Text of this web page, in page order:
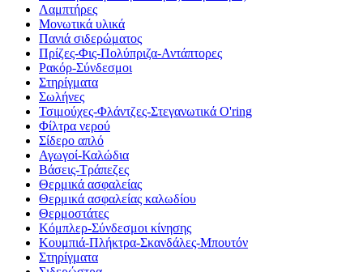
Λαμπτήρες
Μονωτικά υλικά
Πανιά σιδερώματος
Πρίζες-Φις-Πολύπριζα-Αντάπτορες
Ρακόρ-Σύνδεσμοι
Στηρίγματα
Σωλήνες
Τσιμούχες-Φλάντζες-Στεγανωτικά O'ring
Φίλτρα νερού
Σίδερο απλό
Αγωγοί-Καλώδια
Βάσεις-Τράπεζες
Θερμικά ασφαλείας
Θερμικά ασφαλείας καλωδίου
Θερμοστάτες
Κόμπλερ-Σύνδεσμοι κίνησης
Κουμπιά-Πλήκτρα-Σκανδάλες-Μπουτόν
Στηρίγματα